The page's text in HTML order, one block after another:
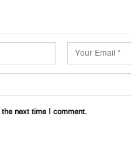
next time I comment.